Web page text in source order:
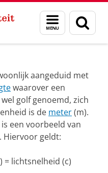
Menu
en
zoeken
for Radiation Protection
aangeduid met
waarover een
golf genoemd, zich
is de meter(m).
een voorbeeld van
Hiervoor geldt:
= lichtsnelheid (c)